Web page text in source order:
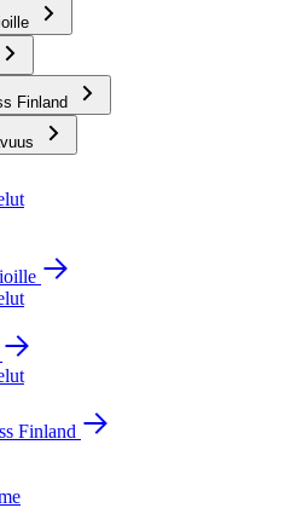
Finland
Finland